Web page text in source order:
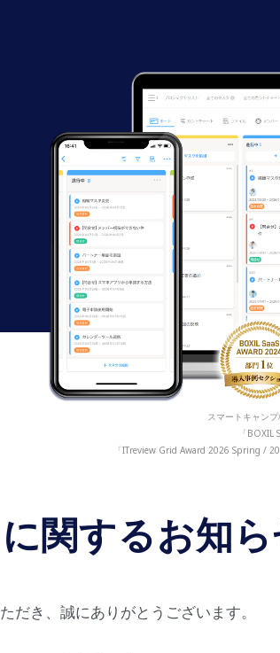
スマートキャン
「
「ITreview Grid Award 2026 Spring /
関するお知
だき、誠にありがとうございます。